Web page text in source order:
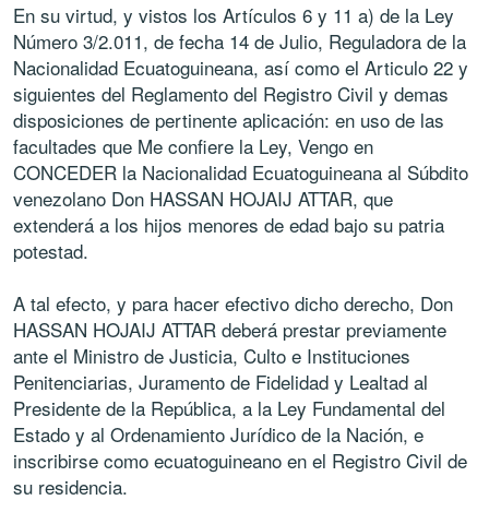
En su virtud, y vistos los Artículos 6 y 11 a) de la Ley
Número 3/2.011, de fecha 14 de Julio, Reguladora de la
Nacionalidad Ecuatoguineana, así como el Articulo 22 y
siguientes del Reglamento del Registro Civil y demas
disposiciones de pertinente aplicación: en uso de las
facultades que Me confiere la Ley, Vengo en
CONCEDER la Nacionalidad Ecuatoguineana al Súbdito
venezolano Don HASSAN HOJAIJ ATTAR, que
extenderá a los hijos menores de edad bajo su patria
potestad.
A tal efecto, y para hacer efectivo dicho derecho, Don
HASSAN HOJAIJ ATTAR deberá prestar previamente
ante el Ministro de Justicia, Culto e Instituciones
Penitenciarias, Juramento de Fidelidad y Lealtad al
Presidente de la República, a la Ley Fundamental del
Estado y al Ordenamiento Jurídico de la Nación, e
inscribirse como ecuatoguineano en el Registro Civil de
su residencia.